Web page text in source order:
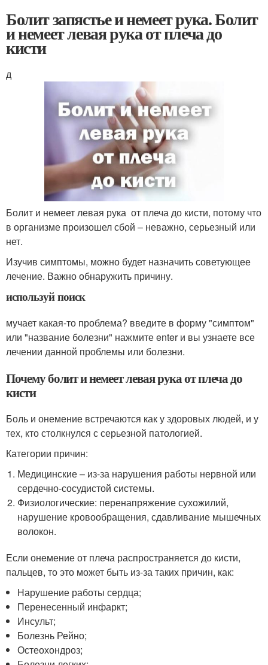
Болит запястье и немеет рука. Болит
и немеет левая рука от плеча до
кисти
д
Болит и немеет левая рука от плеча до кисти, потому что
в организме произошел сбой – неважно, серьезный или
нет.
Изучив симптомы, можно будет назначить советующее
лечение. Важно обнаружить причину.
используй поиск
мучает какая-то проблема? введите в форму "симптом"
или "название болезни" нажмите enter и вы узнаете все
лечении данной проблемы или болезни.
Почему болит и немеет левая рука от плеча до
кисти
Боль и онемение встречаются как у здоровых людей, и у
тех, кто столкнулся с серьезной патологией.
Категории причин:
Медицинские – из-за нарушения работы нервной или
сердечно-сосудистой системы.
Физиологические: перенапряжение сухожилий,
нарушение кровообращения, сдавливание мышечных
волокон.
Если онемение от плеча распространяется до кисти,
пальцев, то это может быть из-за таких причин, как:
Нарушение работы сердца;
Перенесенный инфаркт;
Инсульт;
Болезнь Рейно;
Остеохондроз;